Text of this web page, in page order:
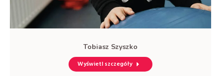
Tobiasz Szyszko
Wyświetl szczegóły